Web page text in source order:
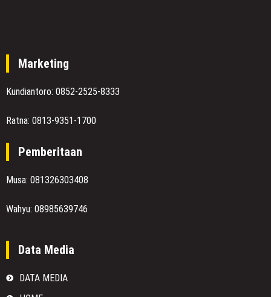
Marketing
Kundiantoro: 0852-2525-8333
Ratna: 0813-9351-1700
Pemberitaan
Musa: 081326303408
Wahyu: 08985639746
Data Media
DATA MEDIA